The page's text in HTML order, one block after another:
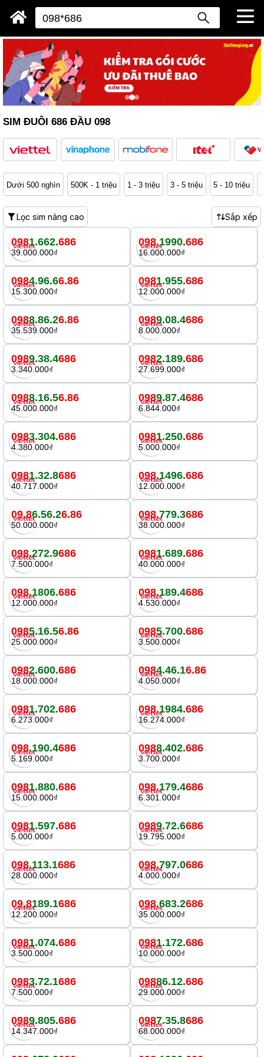
SIM ĐUÔI 686 ĐẦU 098
Dưới 500 nghìn 500K - 1 triệu 1 - 3 triệu 3 - 5 triệu 5 - 10 triệu
Lọc sim nâng cao Sắp xếp
0981.662.686
39.000.000₫
098.1990.686
16.000.000₫
0984.96.66.86
15.300.000₫
0981.955.686
12.000.000₫
0988.86.26.86
35.539.000₫
0989.08.4686
8.000.000₫
0989.38.4686
3.340.000₫
0982.189.686
27.699.000₫
0988.16.56.86
45.000.000₫
0989.87.4686
6.844.000₫
0983.304.686
4.380.000₫
0981.250.686
5.000.000₫
0981.32.8686
40.717.000₫
098.1496.686
12.000.000₫
09.86.56.26.86
50.000.000₫
098.779.3686
38.000.000₫
098.272.9686
7.500.000₫
0981.689.686
40.000.000₫
098.1806.686
12.000.000₫
098.189.4686
4.530.000₫
0985.16.56.86
25.000.000₫
0985.700.686
3.500.000₫
0982.600.686
18.000.000₫
0984.46.16.86
4.050.000₫
0981.702.686
6.273.000₫
098.1984.686
16.274.000₫
098.190.4686
5.169.000₫
0988.402.686
3.700.000₫
0981.880.686
15.000.000₫
098.179.4686
6.301.000₫
0981.597.686
5.000.000₫
0989.72.6686
19.795.000₫
098.113.1686
28.000.000₫
098.797.0686
4.000.000₫
09.8189.1686
12.200.000₫
098.683.2686
35.000.000₫
0981.074.686
3.500.000₫
0981.172.686
10.000.000₫
0983.72.1686
7.500.000₫
09886.12.686
29.000.000₫
0989.805.686
14.347.000₫
0987.35.8686
68.000.000₫